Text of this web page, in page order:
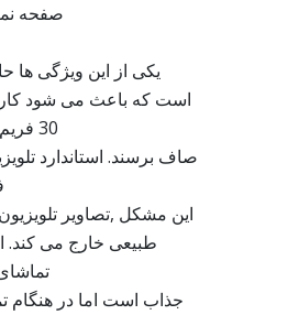
صفحه
30 فریم بر ثانیه به نظرش
این مشکل ,تصاویر
طبیعی خارج می کند.
جذاب است اما در هنگام